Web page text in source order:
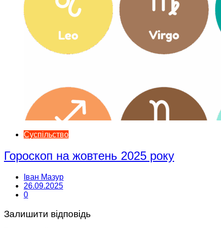
Суспільство
Гороскоп на жовтень 2025 року
Іван Мазур
26.09.2025
0
Залишити відповідь